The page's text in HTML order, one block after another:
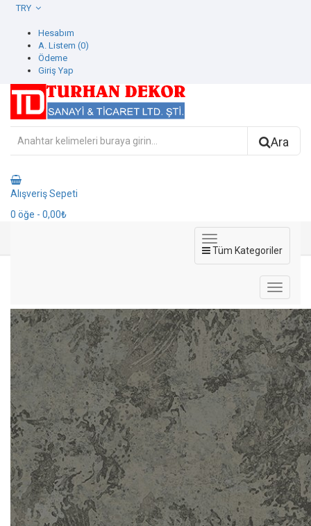
Hesabım
A. Listem (0)
Ödeme
Giriş Yap
Ara
Alışveriş Sepeti
0 öğe - 0,00₺
Tüm Kategoriler